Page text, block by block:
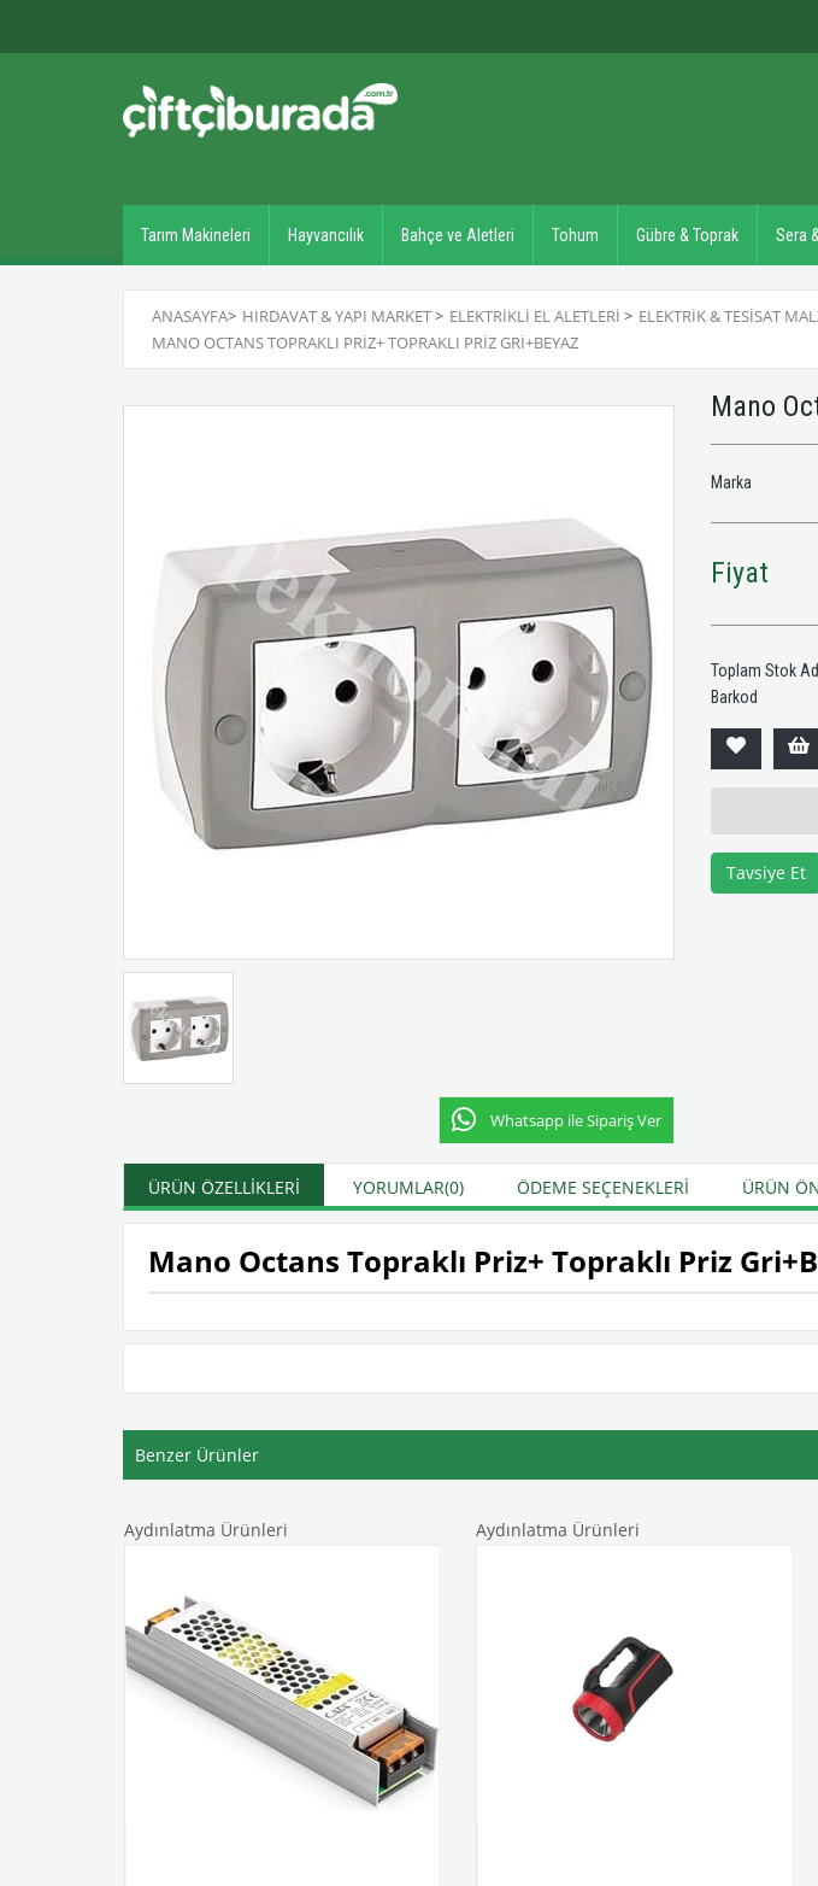
Tarım Makineleri Hayvancılık Bahçe ve Aletleri Tohum Gübre & Toprak Sera
ANASAYFA> HIRDAVAT & YAPI MARKET> ELEKTRIKLI EL ALETLERI > ELEKTRIK & TESISAT
MANO OCTANS TOPRAKLI PRIZ+ TOPRAKLI PRIZ GRI+BEYAZ
Whatsapp ile Sipariş Ver
Mano
Marka
Fiyat
Toplam Stok
Barkod
Tavsiye Et
ÜRÜN ÖZELLIKLERI YORUMLAR(0) ÖDEME SEÇENEKLERI ÜRÜN
Mano Octans Topraklı Priz+ Topraklı Priz
Benzer Ürünler
Aydınlatma Ürünleri Aydınlatma Ürünleri